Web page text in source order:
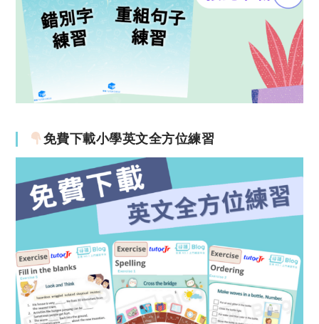
免費下載小學英文全方位練習